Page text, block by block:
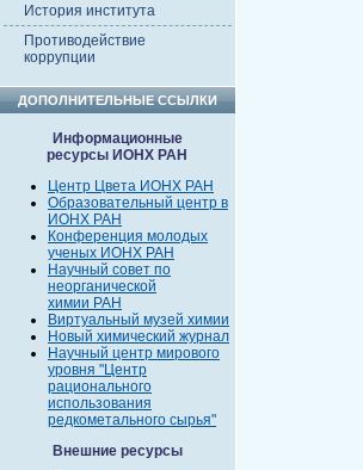
История института
Противодействие
коррупции
ДОПОЛНИТЕЛЬНЫЕ ССЫЛКИ
Информационные
ресурсы ИОНХ РАН
Центр Цвета ИОНХ РАН
Образовательный центр в
ИОНХ РАН
Конференция молодых
ученых ИОНХ РАН
Научный совет по
неорганической
химии РАН
Виртуальный музей химии
Новый химический журнал
Научный центр мирового
уровня "Центр
рационального
использования
редкометального сырья"
Внешние ресурсы